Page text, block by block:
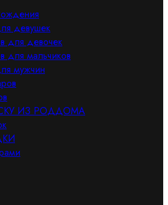
девушек
для девочек
для мальчиков
мужчин
ИЗ РОДДОМА